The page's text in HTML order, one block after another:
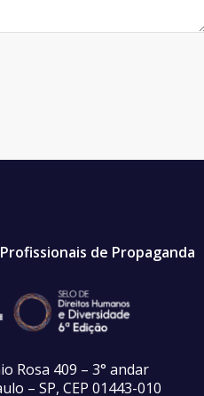
de Propaganda
Rosa 409 – 3° andar
– SP, CEP 01443-010